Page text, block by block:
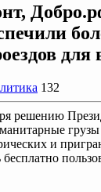
для
132
решению
и